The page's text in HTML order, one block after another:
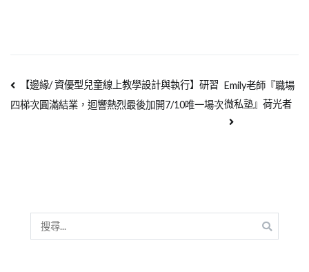
【邊緣/ 資優型兒童線上教學設計與執行】研習
四梯次圓滿結業，迴響熱烈最後加開7/10唯一場次
Emily老師『職場
微私塾』荷光者